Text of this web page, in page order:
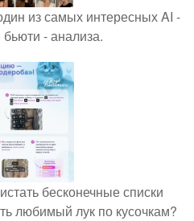
из самых интересных AI -
- анализа.
бесконечные списки
любимый лук по кусочкам?